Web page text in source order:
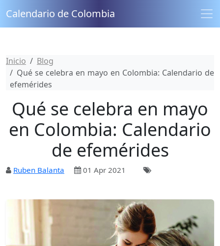
Calendario de Colombia
Inicio
Blog
Qué se celebra en mayo en Colombia: Calendario de
efemérides
Qué se celebra en mayo
en Colombia: Calendario
de efemérides
Ruben Balanta 01 Apr 2021